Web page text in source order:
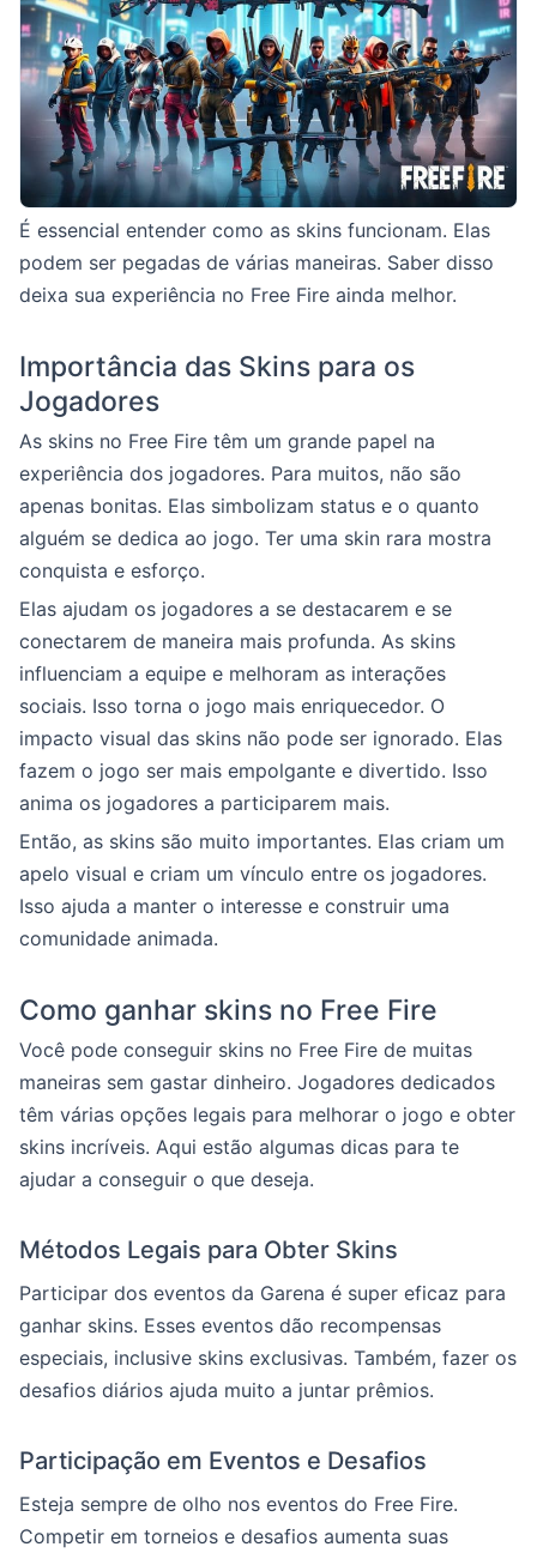
É essencial entender como as skins funcionam. Elas
podem ser pegadas de várias maneiras. Saber disso
deixa sua experiência no Free Fire ainda melhor.
Importância das Skins para os
Jogadores
As skins no Free Fire têm um grande papel na
experiência dos jogadores. Para muitos, não são
apenas bonitas. Elas simbolizam status e o quanto
alguém se dedica ao jogo. Ter uma skin rara mostra
conquista e esforço.
Elas ajudam os jogadores a se destacarem e se
conectarem de maneira mais profunda. As skins
influenciam a equipe e melhoram as interações
sociais. Isso torna o jogo mais enriquecedor. O
impacto visual das skins não pode ser ignorado. Elas
fazem o jogo ser mais empolgante e divertido. Isso
anima os jogadores a participarem mais.
Então, as skins são muito importantes. Elas criam um
apelo visual e criam um vínculo entre os jogadores.
Isso ajuda a manter o interesse e construir uma
comunidade animada.
Como ganhar skins no Free Fire
Você pode conseguir skins no Free Fire de muitas
maneiras sem gastar dinheiro. Jogadores dedicados
têm várias opções legais para melhorar o jogo e obter
skins incríveis. Aqui estão algumas dicas para te
ajudar a conseguir o que deseja.
Métodos Legais para Obter Skins
Participar dos eventos da Garena é super eficaz para
ganhar skins. Esses eventos dão recompensas
especiais, inclusive skins exclusivas. Também, fazer os
desafios diários ajuda muito a juntar prêmios.
Participação em Eventos e Desafios
Esteja sempre de olho nos eventos do Free Fire.
Competir em torneios e desafios aumenta suas